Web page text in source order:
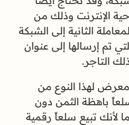
الإنترنت وذلك من
الثانية إلى الشبكة
تم إرسالها إلى عنوان
التاجر.
لهذا النوع من
باهظة الثمن دون
لأنك تبيع سلعاً رقمية